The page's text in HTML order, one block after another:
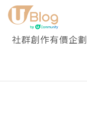
社群創作有價企劃